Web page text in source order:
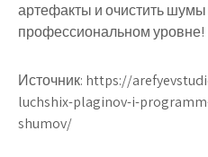
артефакты и очистить
профессиональном уровне!
Источник: https://
luchshix-plaginov-i-
shumov/